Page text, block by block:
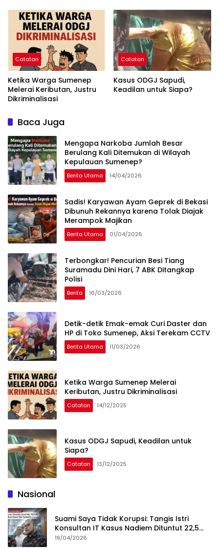
Catatan
Ketika Warga Sumenep
Melerai Keributan, Justru
Dikriminalisasi
Catatan
Kasus ODGJ Sapudi,
Keadilan untuk Siapa?
Baca Juga
Mengapa Narkoba Jumlah Besar
Berulang Kali Ditemukan di Wilayah
Kepulauan Sumenep?
Berita Utama 14/04/2026
Sadis! Karyawan Ayam Geprek di Bekasi
Dibunuh Rekannya karena Tolak Diajak
Merampok Majikan
Berita Utama 01/04/2026
Terbongkar! Pencurian Besi Tiang
Suramadu Dini Hari, 7 ABK Ditangkap
Polisi
Berita 16/03/2026
Detik-detik Emak-emak Curi Daster dan
HP di Toko Sumenep, Aksi Terekam CCTV
Berita Utama 11/03/2026
Ketika Warga Sumenep Melerai
Keributan, Justru Dikriminalisasi
Catatan 14/12/2025
Kasus ODGJ Sapudi, Keadilan untuk
Siapa?
Catatan 13/12/2025
Nasional
Suami Saya Tidak Korupsi: Tangis Istri
Konsultan IT Kasus Nadiem Dituntut 22,5
Tahun
19/04/2026